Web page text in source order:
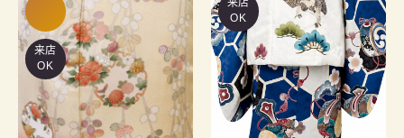
来店
OK
来店
OK